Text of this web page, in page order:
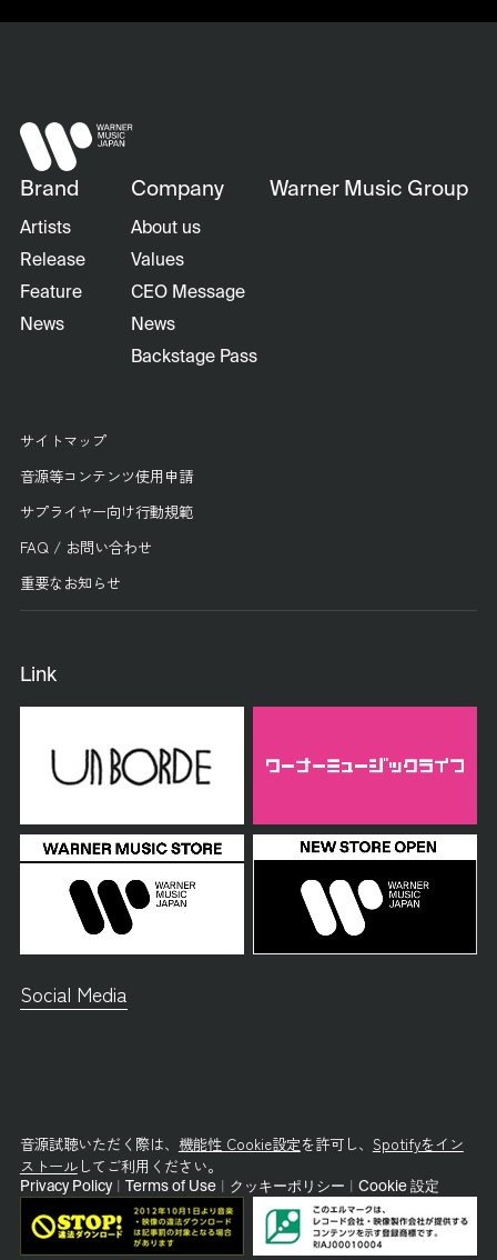
Brand
Artists
Release
Feature
News
Company
About us
Values
CEO Message
News
Backstage Pass
Warner Music Group
サイトマップ
音源等コンテンツ使用申請
サプライヤー向け行動規範
FAQ / お問い合わせ
重要なお知らせ
Link
Social Media
音源試聴いただく際は、 機能性 Cookie設定を許可し、 Spotifyをイン
ストールしてご利用ください。
Privacy Policy Terms of Use クッキーポリシー Cookie 設定